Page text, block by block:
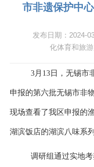
市非遗保护中
发布日期：2024-
化体育和旅
3月13日，无锡市
申报的第六批无锡市非
现场查看了我区申报的
湖滨饭店的湖滨八味系
调研组通过实地